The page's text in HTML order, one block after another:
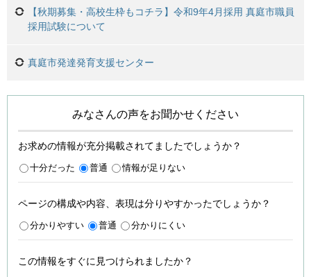
【秋期募集・高校生枠もコチラ】令和9年4月採用 真庭市職員
採用試験について
真庭市発達発育支援センター
みなさんの声をお聞かせください
お求めの情報が充分掲載されてましたでしょうか？
十分だった 普通 情報が足りない
ページの構成や内容、表現は分りやすかったでしょうか？
分かりやすい 普通 分かりにくい
この情報をすぐに見つけられましたか？